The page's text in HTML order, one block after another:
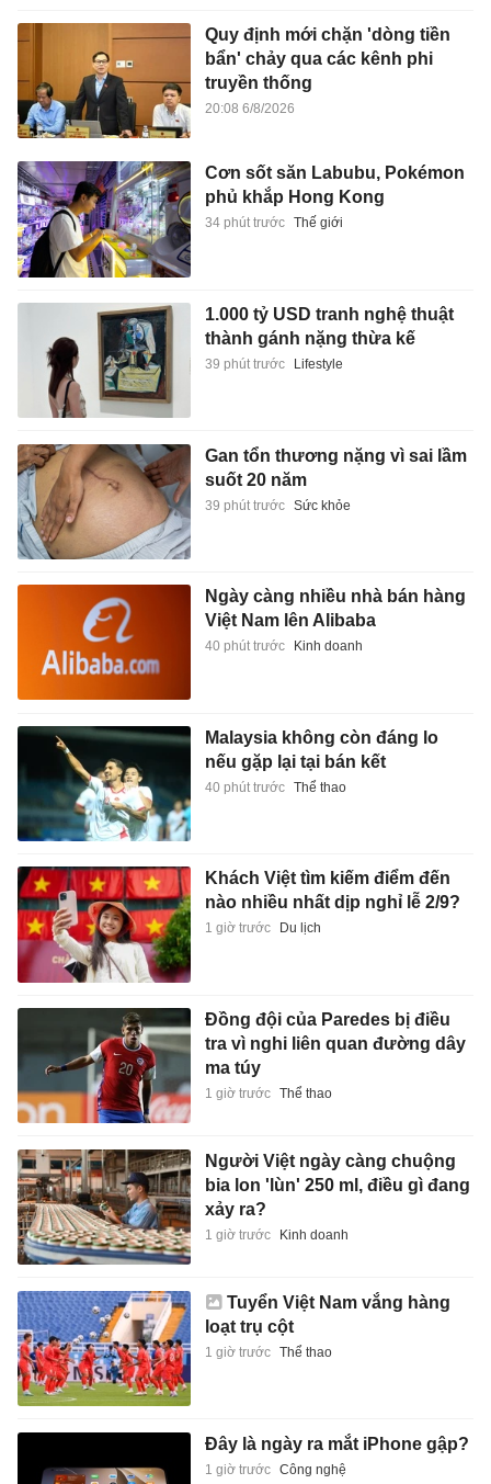
Quy định mới chặn 'dòng tiền
bẩn' chảy qua các kênh phi
truyền thống
20:08 6/8/2026
Cơn sốt săn Labubu, Pokémon
phủ khắp Hong Kong
34 phút trước Thế giới
1.000 tỷ USD tranh nghệ thuật
thành gánh nặng thừa kế
39 phút trước Lifestyle
Gan tổn thương nặng vì sai lầm
suốt 20 năm
39 phút trước Sức khỏe
Ngày càng nhiều nhà bán hàng
Việt Nam lên Alibaba
40 phút trước Kinh doanh
Malaysia không còn đáng lo
nếu gặp lại tại bán kết
40 phút trước Thể thao
Khách Việt tìm kiếm điểm đến
nào nhiều nhất dịp nghỉ lễ 2/9?
1 giờ trước Du lịch
Đồng đội của Paredes bị điều
tra vì nghi liên quan đường dây
ma túy
1 giờ trước Thể thao
Người Việt ngày càng chuộng
bia lon 'lùn' 250 ml, điều gì đang
xảy ra?
1 giờ trước Kinh doanh
Tuyển Việt Nam vắng hàng
loạt trụ cột
1 giờ trước Thể thao
Đây là ngày ra mắt iPhone gập?
1 giờ trước Công nghệ